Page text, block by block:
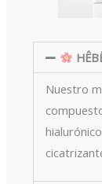
Nuestro